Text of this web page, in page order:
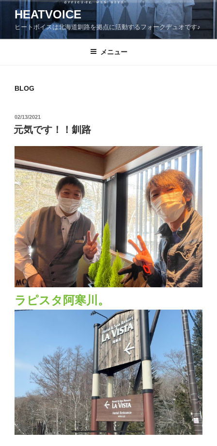
ン
HEATVOICE
ヒートボイスは北海道釧路を拠点に活動するフォークデュオです♪
メニュー
BLOG
投
稿
日:
02/13/2021
元気です！！釧路
ラピスタ阿寒川。